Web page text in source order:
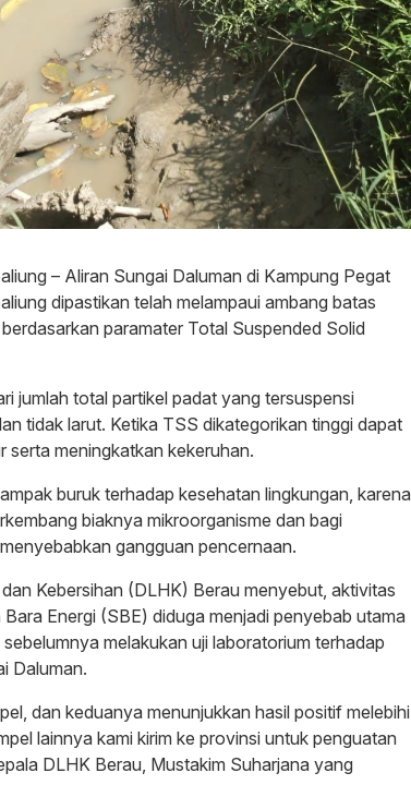
– Aliran Sungai Daluman di Kampung Pegat
dipastikan telah melampaui ambang batas
paramater Total Suspended Solid
jumlah total partikel padat yang tersuspensi
tidak larut. Ketika TSS dikategorikan tinggi dapat
serta meningkatkan kekeruhan.
buruk terhadap kesehatan lingkungan, karena
biaknya mikroorganisme dan bagi
gangguan pencernaan.
Kebersihan (DLHK) Berau menyebut, aktivitas
Energi (SBE) diduga menjadi penyebab utama
melakukan uji laboratorium terhadap
Daluman.
dan keduanya menunjukkan hasil positif melebihi
lainnya kami kirim ke provinsi untuk penguatan
DLHK Berau, Mustakim Suharjana yang